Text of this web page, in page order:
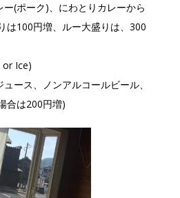
(ポーク)、にわとりカレーから
は100円増、ルー大盛りは、300
or Ice)
ース、ノンアルコールビール、
合は200円増)